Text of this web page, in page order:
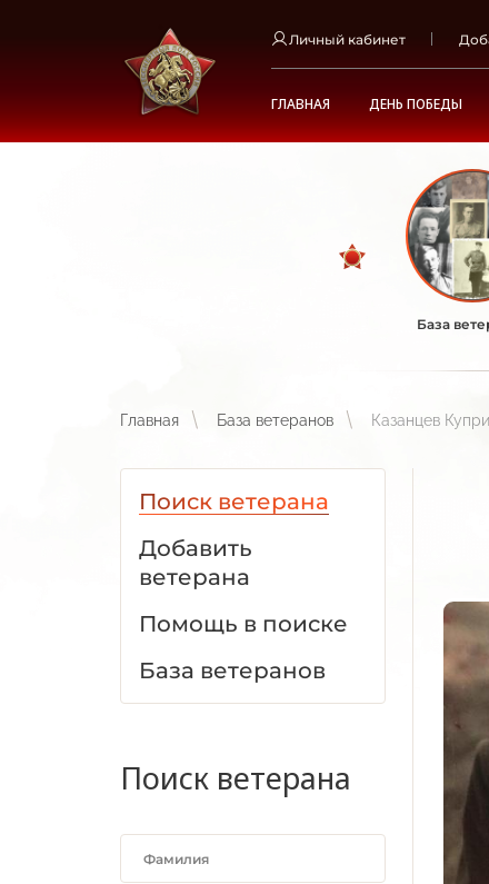
Личный кабинет
ГЛАВНАЯ ДЕНЬ ПОБЕДЫ
База
Главная База ветеранов Казанцев
Поиск ветерана
Добавить
ветерана
Помощь в поиске
База ветеранов
Поиск ветерана